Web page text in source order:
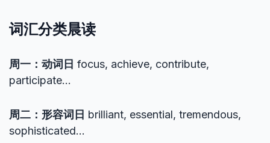
词汇分类晨读
周一：动词日 focus, achieve, contribute,
participate…
周二：形容词日 brilliant, essential, tremendous,
sophisticated…